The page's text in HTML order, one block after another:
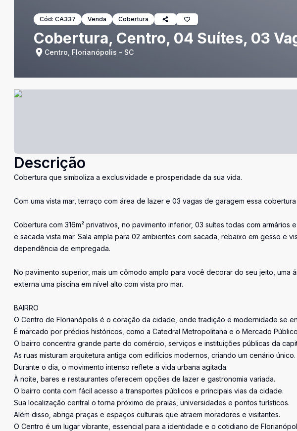
Cód: CA337 Venda Cobertura
Cobertura, Centro, 04 Suítes, 03
Centro, Florianópolis - SC
Descrição
Cobertura que simboliza a exclusividade e prosperidade da sua vida.
Com uma vista mar, terraço com área de lazer e 03 vagas de garagem essa
Cobertura com 316m² privativos, no pavimento inferior, 03 suítes todas com armários
e sacada vista mar. Sala ampla para 02 ambientes com sacada, rebaixo em gesso e
dependência de empregada.
No pavimento superior, mais um cômodo amplo para você decorar do seu jeito, uma
externa uma piscina em nível alto com vista pro mar.
BAIRRO
O Centro de Florianópolis é o coração da cidade, onde tradição e modernidade se
É marcado por prédios históricos, como a Catedral Metropolitana e o Mercado
O bairro concentra grande parte do comércio, serviços e instituições públicas da
As ruas misturam arquitetura antiga com edifícios modernos, criando um cenário único.
Durante o dia, o movimento intenso reflete a vida urbana agitada.
À noite, bares e restaurantes oferecem opções de lazer e gastronomia variada.
O bairro conta com fácil acesso a transportes públicos e principais vias da cidade.
Sua localização central o torna próximo de praias, universidades e pontos turísticos.
Além disso, abriga praças e espaços culturais que atraem moradores e visitantes.
O Centro é um lugar vibrante, essencial para a identidade e o cotidiano de